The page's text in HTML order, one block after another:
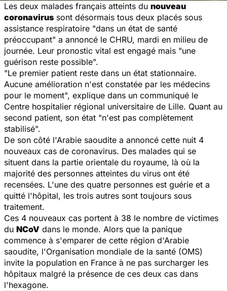
Les deux malades français atteints du nouveau
coronavirus sont désormais tous deux placés sous
assistance respiratoire "dans un état de santé
préoccupant" a annoncé le CHRU, mardi en milieu de
journée. Leur pronostic vital est engagé mais "une
guérison reste possible".
"Le premier patient reste dans un état stationnaire.
Aucune amélioration n'est constatée par les médecins
pour le moment", explique dans un communiqué le
Centre hospitalier régional universitaire de Lille. Quant au
second patient, son état "n'est pas complètement
stabilisé".
De son côté l'Arabie saoudite a annoncé cette nuit 4
nouveaux cas de coronavirus. Des malades qui se
situent dans la partie orientale du royaume, là où la
majorité des personnes atteintes du virus ont été
recensées. L'une des quatre personnes est guérie et a
quitté l'hôpital, les trois autres sont toujours sous
traitement.
Ces 4 nouveaux cas portent à 38 le nombre de victimes
du NCoV dans le monde. Alors que la panique
commence à s'emparer de cette région d'Arabie
saoudite, l'Organisation mondiale de la santé (OMS)
invite la population en France à ne pas surcharger les
hôpitaux malgré la présence de ces deux cas dans
l'hexagone.